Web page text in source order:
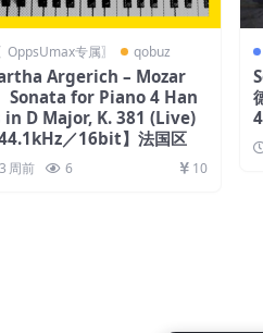
OppsUmax专属〗 qobuz
Argerich – Mozar
Sonata for Piano 4 Han
in D Major, K. 381 (Live)
44.1kHz／16bit】法国区
3 周前 6 10